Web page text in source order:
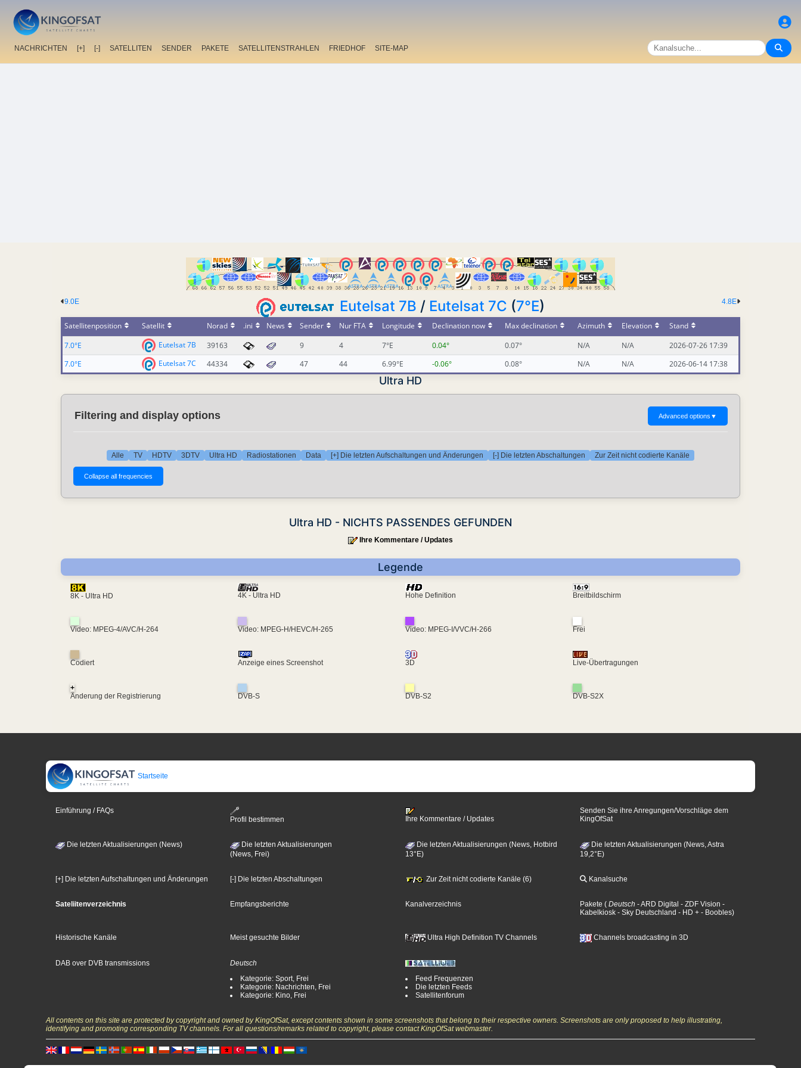
NACHRICHTEN [+] [-] SATELLITEN SENDER PAKETE SATELLITENSTRAHLEN FRIEDHOF SITE-MAP
4.8E
9.0E Eutelsat 7B / Eutelsat 7C (7°E)
Satellitenposition Satellit Norad .ini News Sender Nur FTA Longitude Declination now Max declination Azimuth Elevation
Stand
7.0°E
Eutelsat 7B 39163 9 4 7°E 0.04° 0.07° N/A N/A
2026-07-26 17:39
7.0°E
Eutelsat 7C 44334 47 44 6.99°E -0.06° 0.08° N/A N/A 2026-06-14 17:38
Ultra HD
Filtering and display options Advanced options ▼
Alle TV HDTV 3DTV Ultra HD Radiostationen Data [+] Die letzten Aufschaltungen und Änderungen [-] Die letzten Abschaltungen Zur Zeit nicht codierte Kanäle
Ultra HD - NICHTS PASSENDES GEFUNDEN
Ihre Kommentare / Updates
Legende
8K - Ultra HD 4K - Ultra HD Hohe Definition Breitbildschirm
Video: MPEG-4/AVC/H-264 Video: MPEG-H/HEVC/H-265 Video: MPEG-I/VVC/H-266 Frei
Codiert Anzeige eines Screenshot 3D Live-Übertragungen
+
Änderung der Registrierung
DVB-S DVB-S2 DVB-S2X
Startseite
Einführung / FAQs
Profil bestimmen
Ihre Kommentare / Updates
Senden Sie ihre Anregungen/Vorschläge dem
KingOfSat
Die letzten Aktualisierungen (News)
Die letzten Aktualisierungen
(News, Frei)
Die letzten Aktualisierungen (News, Hotbird
13°E)
Die letzten Aktualisierungen (News, Astra
19,2°E)
[+] Die letzten Aufschaltungen und Änderungen [-] Die letzten Abschaltungen Zur Zeit nicht codierte Kanäle (6) Kanalsuche
Sateliitenverzeichnis Empfangsberichte Kanalverzeichnis Pakete ( Deutsch - ARD Digital - ZDF Vision -
Kabelkiosk - Sky Deutschland - HD + - Boobles)
Historische Kanäle Meist gesuchte Bilder Ultra High Definition TV Channels Channels broadcasting in 3D
DAB over DVB transmissions
Deutsch
Kategorie: Sport, Frei
Kategorie: Nachrichten, Frei
Kategorie: Kino, Frei
Feed Frequenzen
Die letzten Feeds
Satellitenforum
All contents on this site are protected by copyright and owned by KingOfSat, except contents shown in some screenshots that belong to their respective owners. Screenshots are only proposed to help illustrating,
identifying and promoting corresponding TV channels. For all questions/remarks related to copyright, please contact KingOfSat webmaster.